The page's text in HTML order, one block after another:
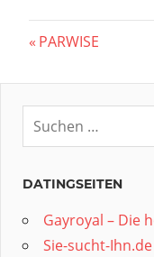
Vorheriger
PARWISE
DATINGSEITEN
Gayroyal – Die
Sie-sucht-